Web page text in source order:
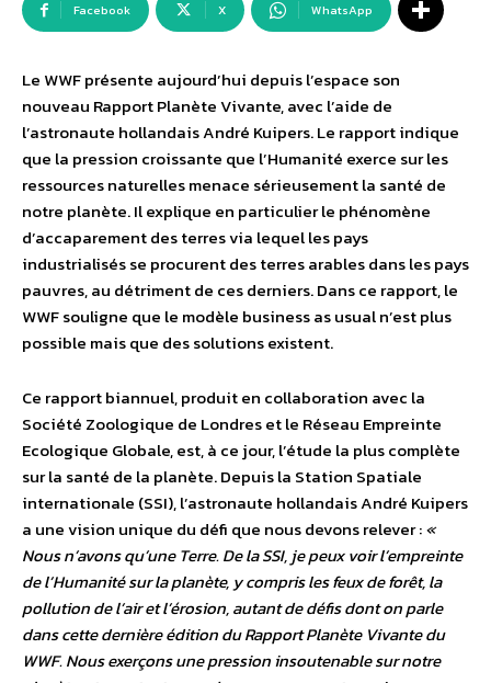
Facebook X WhatsApp
Le WWF présente aujourd’hui depuis l’espace son
nouveau Rapport Planète Vivante, avec l’aide de
l’astronaute hollandais André Kuipers. Le rapport indique
que la pression croissante que l’Humanité exerce sur les
ressources naturelles menace sérieusement la santé de
notre planète. Il explique en particulier le phénomène
d’accaparement des terres via lequel les pays
industrialisés se procurent des terres arables dans les pays
pauvres, au détriment de ces derniers. Dans ce rapport, le
WWF souligne que le modèle business as usual n’est plus
possible mais que des solutions existent.
Ce rapport biannuel, produit en collaboration avec la
Société Zoologique de Londres et le Réseau Empreinte
Ecologique Globale, est, à ce jour, l’étude la plus complète
sur la santé de la planète. Depuis la Station Spatiale
internationale (SSI), l’astronaute hollandais André Kuipers
a une vision unique du défi que nous devons relever :«
Nous n’avons qu’une Terre. De la SSI, je peux voir l’empreinte
de l’Humanité sur la planète, y compris les feux de forêt, la
pollution de l’air et l’érosion, autant de défis dont on parle
dans cette dernière édition du Rapport Planète Vivante du
WWF. Nous exerçons une pression insoutenable sur notre